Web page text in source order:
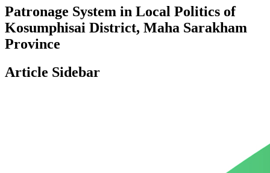
Patronage System in Local Politics of
Kosumphisai District, Maha Sarakham
Province
Article Sidebar